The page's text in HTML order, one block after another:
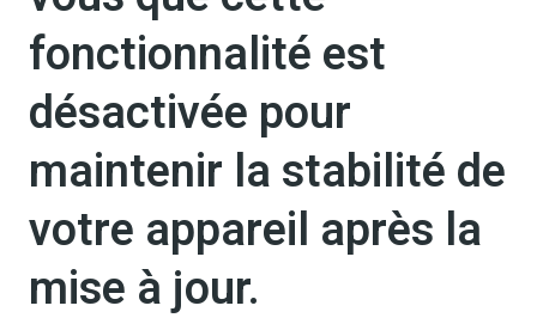
fonctionnalité est
désactivée pour
maintenir la stabilité de
votre appareil après la
mise à jour.